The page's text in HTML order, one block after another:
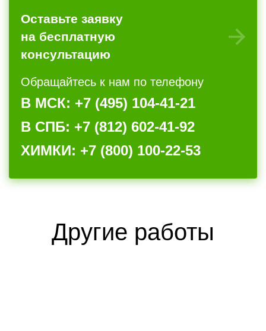
Оставьте заявку
на бесплатную
консультацию
Обращайтесь к нам по телефону
В МСК: +7 (495) 104-41-21
В СПБ: +7 (812) 602-41-92
ХИМКИ: +7 (800) 100-22-53
Другие работы